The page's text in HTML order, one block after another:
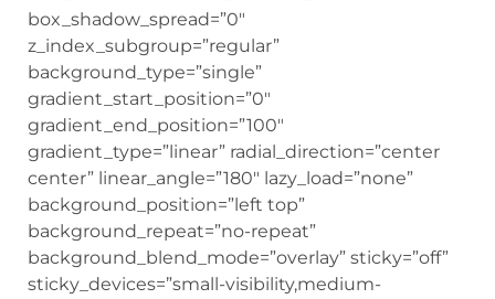
box_shadow_spread=”0″
z_index_subgroup=”regular”
background_type=”single”
gradient_start_position=”0″
gradient_end_position=”100″
gradient_type=”linear” radial_direction=”center
center” linear_angle=”180″ lazy_load=”none”
background_position=”left top”
background_repeat=”no-repeat”
background_blend_mode=”overlay” sticky=”off”
sticky_devices=”small-visibility,medium-